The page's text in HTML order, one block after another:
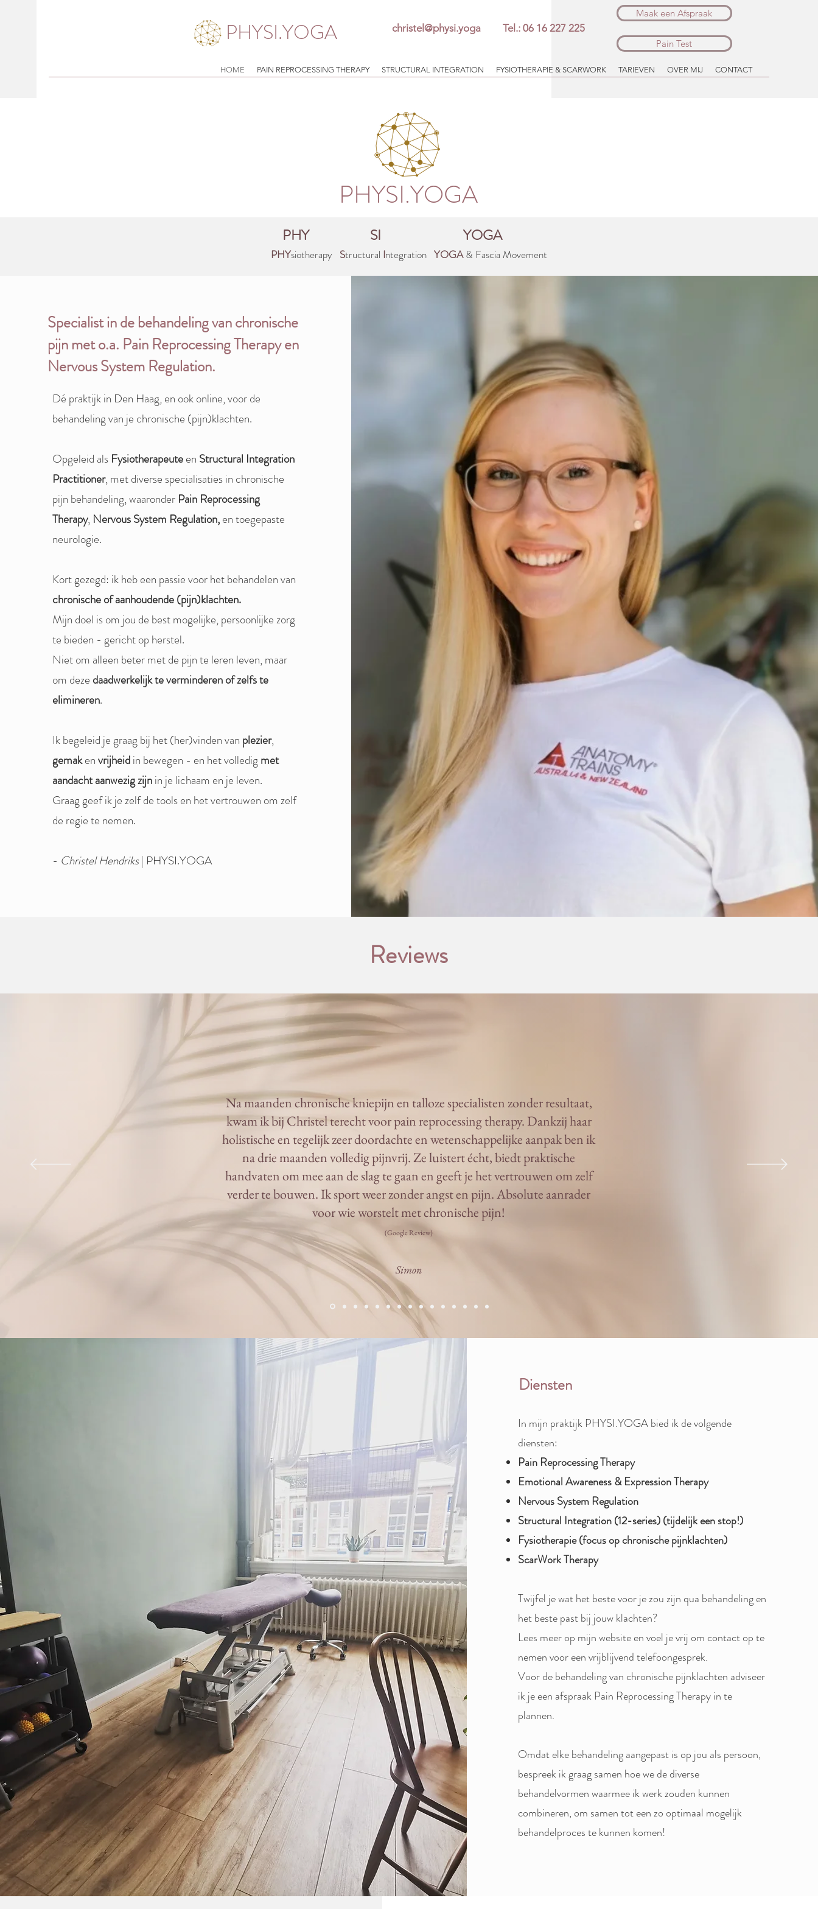
PHYSI.YOGA christel@physi.yoga Tel.: 06 16 227 225
Maak een Afspraak
Pain Test
HOME PAIN REPROCESSING THERAPY STRUCTURAL INTEGRATION FYSIOTHERAPIE & SCARWORK TARIEVEN OVER MIJ CONTACT
PHYSI.YOGA
PHY SI YOGA
PHYsiotherapy Structural Integration YOGA& Fascia Movement
Specialist in de behandeling van chronische
pijn met o.a. Pain Reprocessing Therapy en
Nervous System Regulation.
Dé praktijk in Den Haag, en ook online, voor de
behandeling van je chronische (pijn)klachten.
Opgeleid als Fysiotherapeuteen Structural Integration
Practitioner, met diverse specialisaties in chronische
pijn behandeling, waaronder Pain Reprocessing
Therapy, Nervous System Regulation,entoegepaste
neurologie.
Kort gezegd: ik heb een passie voor het behandelen van
chronische of aanhoudende (pijn)klachten.
Mijn doel is om jou de best mogelijke, persoonlijke zorg
te bieden - gericht op herstel.
Niet om alleen beter met de pijn te leren leven, maar
om deze daadwerkelijk te verminderen of zelfs te
elimineren.
Ik begeleid je graag bij het (her)vinden van plezier,
gemakenvrijheidin bewegen - en het volledig met
aandacht aanwezig zijnin je lichaam en je leven.
Graag geef ik je zelf de tools en het vertrouwen om zelf
de regie te nemen.
- Christel Hendriks| PHYSI.YOGA
Reviews
Na maanden chronische kniepijn en talloze specialisten zonder resultaat,
kwam ik bij Christel terecht voor pain reprocessing therapy. Dankzij haar
holistische en tegelijk zeer doordachte en wetenschappelijke aanpak ben ik
na drie maanden volledig pijnvrij. Ze luistert écht, biedt praktische
handvaten om mee aan de slag te gaan en geeft je het vertrouwen om zelf
verder te bouwen. Ik sport weer zonder angst en pijn. Absolute aanrader
voor wie worstelt met chronische pijn!
(Google Review)
Simon
Diensten
In mijn praktijk PHYSI.YOGA bied ik de volgende
diensten:
Pain Reprocessing Therapy
Emotional Awareness & Expression Therapy
Nervous System Regulation
Structural Integration (12-series) (tijdelijk een stop!)
Fysiotherapie (focus op chronische pijnklachten)
ScarWork Therapy
Twijfel je wat het beste voor je zou zijn qua behandeling en
het beste past bij jouw klachten?
Lees meer op mijn website en voel je vrij om contact op te
nemen voor een vrijblijvend telefoongesprek.
Voor de behandeling van chronische pijnklachten adviseer
ik je een afspraak Pain Reprocessing Therapy in te
plannen.
Omdat elke behandeling aangepast is op jou als persoon,
bespreek ik graag samen hoe we de diverse
behandelvormen waarmee ik werk zouden kunnen
combineren, om samen tot een zo optimaal mogelijk
behandelproces te kunnen komen!